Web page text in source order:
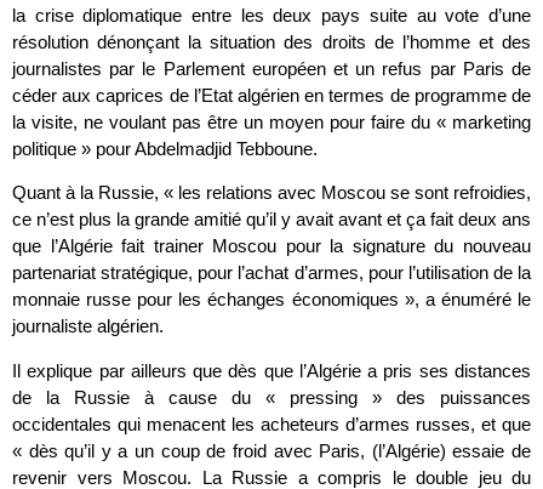
la crise diplomatique entre les deux pays suite au vote d’une
résolution dénonçant la situation des droits de l’homme et des
journalistes par le Parlement européen et un refus par Paris de
céder aux caprices de l’Etat algérien en termes de programme de
la visite, ne voulant pas être un moyen pour faire du « marketing
politique » pour Abdelmadjid Tebboune.
Quant à la Russie, « les relations avec Moscou se sont refroidies,
ce n’est plus la grande amitié qu’il y avait avant et ça fait deux ans
que l’Algérie fait trainer Moscou pour la signature du nouveau
partenariat stratégique, pour l’achat d’armes, pour l’utilisation de la
monnaie russe pour les échanges économiques », a énuméré le
journaliste algérien.
Il explique par ailleurs que dès que l’Algérie a pris ses distances
de la Russie à cause du « pressing » des puissances
occidentales qui menacent les acheteurs d’armes russes, et que
« dès qu’il y a un coup de froid avec Paris, (l’Algérie) essaie de
revenir vers Moscou. La Russie a compris le double jeu du